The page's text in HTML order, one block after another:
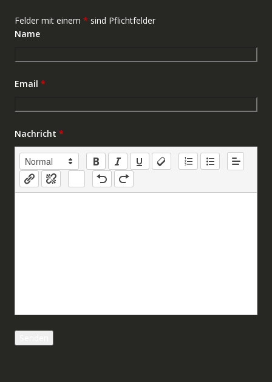
Felder mit einem * sind Pflichtfelder
Name
Email *
Nachricht *